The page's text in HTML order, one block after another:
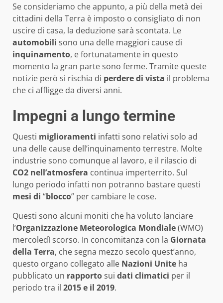
Se consideriamo che appunto, a più della metà dei
cittadini della Terra è imposto o consigliato di non
uscire di casa, la deduzione sarà scontata. Le
automobili sono una delle maggiori cause di
inquinamento, e fortunatamente in questo
momento la gran parte sono ferme. Tramite queste
notizie però si rischia di perdere di vista il problema
che ci affligge da diversi anni.
Impegni a lungo termine
Questi miglioramenti infatti sono relativi solo ad
una delle cause dell’inquinamento terrestre. Molte
industrie sono comunque al lavoro, e il rilascio di
CO2 nell’atmosfera continua imperterrito. Sul
lungo periodo infatti non potranno bastare questi
mesi di “blocco” per cambiare le cose.
Questi sono alcuni moniti che ha voluto lanciare
l’Organizzazione Meteorologica Mondiale(WMO)
mercoledì scorso. In concomitanza con la Giornata
della Terra, che segna mezzo secolo quest’anno,
questo organo collegato alle Nazioni Unite ha
pubblicato un rapportosui dati climatici per il
periodo tra il 2015 e il 2019.